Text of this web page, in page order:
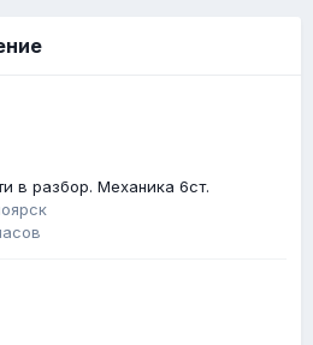
в разбор. Механика 6ст.